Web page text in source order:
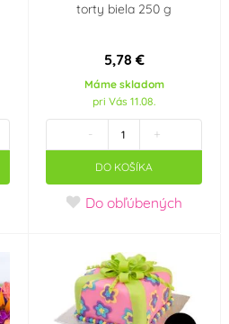
torty biela 250 g
5,78 €
Máme skladom
pri Vás 11.08.
- +
DO KOŠÍKA
Do obľúbených